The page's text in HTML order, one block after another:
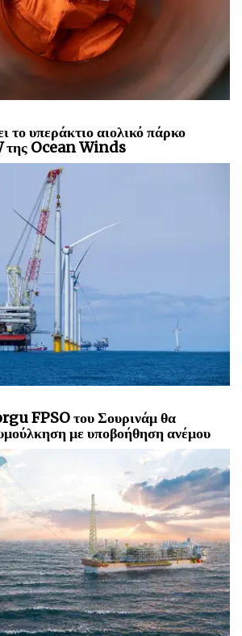
δύο θέσεις εργασίας για την
στην Vår Energi
το υπεράκτιο αιολικό πάρκο
Ocean Winds
FPSO του Σουρινάμ θα
με υποβοήθηση ανέμου